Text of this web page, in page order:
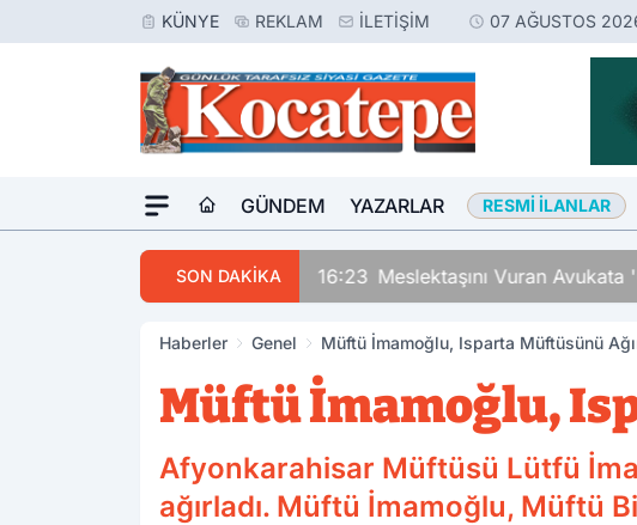
KÜNYE REKLAM İLETIŞIM 07 AĞUSTOS
GÜNDEM YAZARLAR RESMI İLANLAR
SON DAKİKA 16:23 Meslektaşını Vuran
Haberler Genel Müftü İmamoğlu, Isparta Müftüsünü
Müftü İmamoğlu,
Afyonkarahisar Müftüsü Lütfü
ağırladı. Müftü İmamoğlu, Müftü